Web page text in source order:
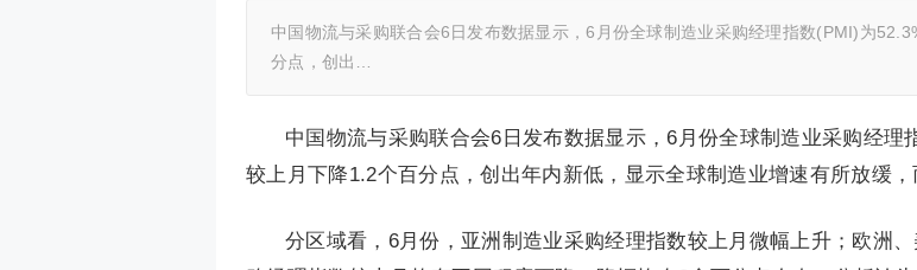
中国物流与采购联合会6日发布数据显示，6月份全球制造业采购经理指数(PMI)为
分点，创出…
中国物流与采购联合会6日发布数据显示，6月份全球制造业采购经理
较上月下降1.2个百分点，创出年内新低，显示全球制造业增速有所放缓，
分区域看，6月份，亚洲制造业采购经理指数较上月微幅上升；欧洲